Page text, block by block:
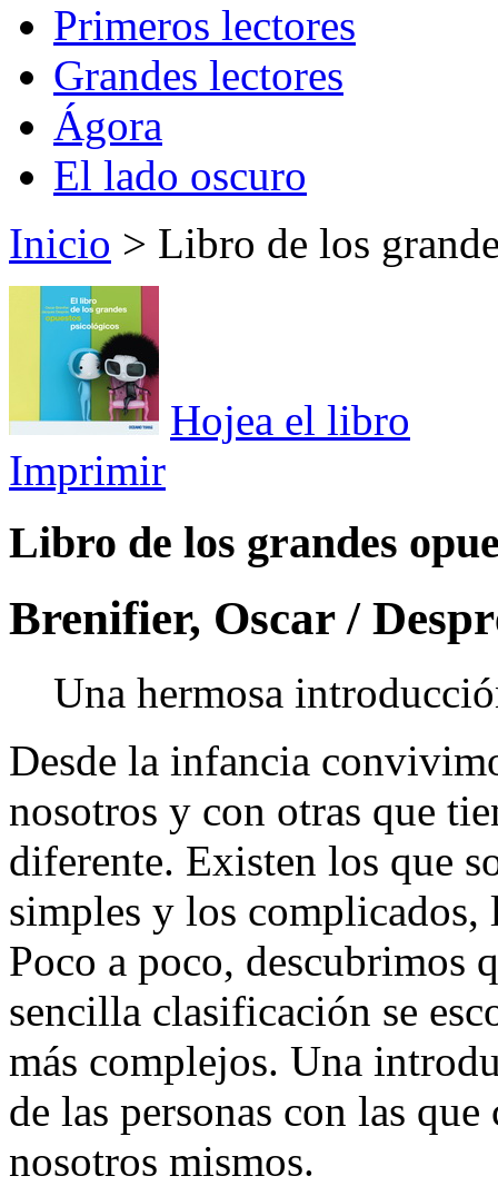
Primeros lectores
Grandes lectores
Ágora
El lado oscuro
Inicio > Libro de los
Hojea el libro
Imprimir
Libro de los grandes
Brenifier, Oscar /
Una hermosa
Desde la infancia
nosotros y con otras que
diferente. Existen los que
simples y los
Poco a poco, descubrimos
sencilla clasificación se
más complejos. Una
de las personas con las
nosotros mismos.